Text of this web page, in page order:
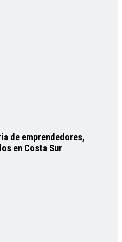
de emprendedores,
en Costa Sur